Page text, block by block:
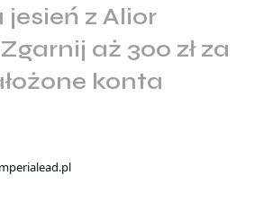
jesień z Alior
aż 300 zł za
konta